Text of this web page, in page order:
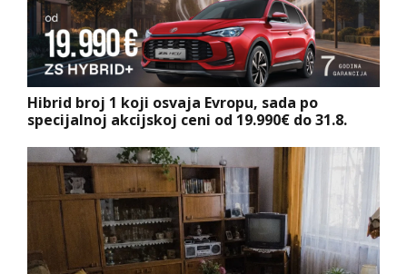
Hibrid broj 1 koji osvaja Evropu, sada po
specijalnoj akcijskoj ceni od 19.990€ do 31.8.